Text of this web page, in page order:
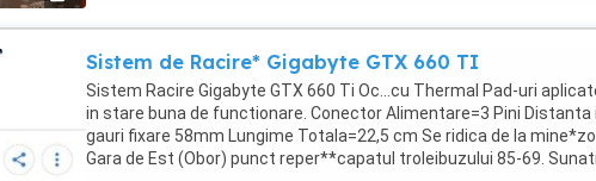
contacta pe WhatsApp Messenger sau pe Aplicația Public 24.
Sistem de Racire* Gigabyte GTX 660 TI
Sistem Racire Gigabyte GTX 660 Ti Oc...cu Thermal Pad-uri
in stare buna de functionare. Conector Alimentare=3 Pini Distanta
gauri fixare 58mm Lungime Totala=22,5 cm Se ridica de la
Gara de Est (Obor) punct reper**capatul troleibuzului 85-69.